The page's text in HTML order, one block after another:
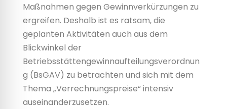
Maßnahmen gegen Gewinnverkürzungen zu
ergreifen. Deshalb ist es ratsam, die
geplanten Aktivitäten auch aus dem
Blickwinkel der
Betriebsstättengewinnaufteilungsverordnun
g (BsGAV) zu betrachten und sich mit dem
Thema „Verrechnungspreise“ intensiv
auseinanderzusetzen.